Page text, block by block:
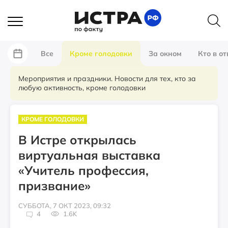
Все Кроме голодовки За окном Кто в
Мероприятия и праздники. Новости для тех, кто за
любую активность, кроме голодовки
КРОМЕ ГОЛОДОВКИ
В Истре открылась
виртуальная выставка
«Учитель профессия,
призвание»
СУББОТА, 7 ОКТ 2023, 09:32
4
1.6K